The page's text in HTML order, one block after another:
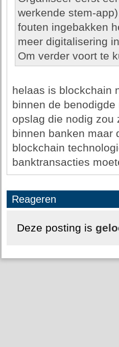
werkende stem-
fouten ingebakken
meer digitalisering
Om verder voort te
helaas is blockchain
binnen de
opslag die nodig zou
binnen banken maar
blockchain
banktransacties
Reageren
Deze posting is